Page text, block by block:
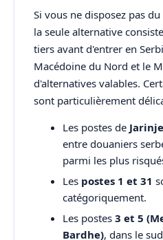
Si vous ne disposez pas
la seule alternative
tiers avant d'entrer en
Macédoine du Nord et le
d'alternatives valables.
sont particulièrement
Les postes de
entre douaniers
parmi les plus
Les postes 1 et 31
catégoriquement.
Les postes 3 et 5
Bardhe), dans le